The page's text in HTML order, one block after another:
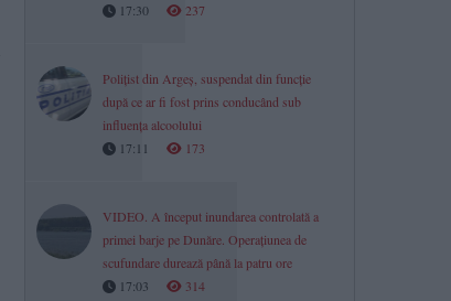
17:30
237
Polițist din Argeș, suspendat din funcție
după ce ar fi fost prins conducând sub
influența alcoolului
17:11
173
VIDEO. A început inundarea controlată a
primei barje pe Dunăre. Operațiunea de
scufundare durează până la patru ore
17:03
314